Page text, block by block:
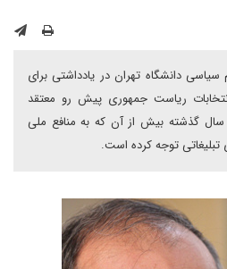
سیاسی دانشگاه تهران در یادداشتی برای
انتخابات ریاست جمهوری پیش رو معتقد
گذشته بیش از آن که به منافع ملی
تبلیغاتی توجه کرده است.